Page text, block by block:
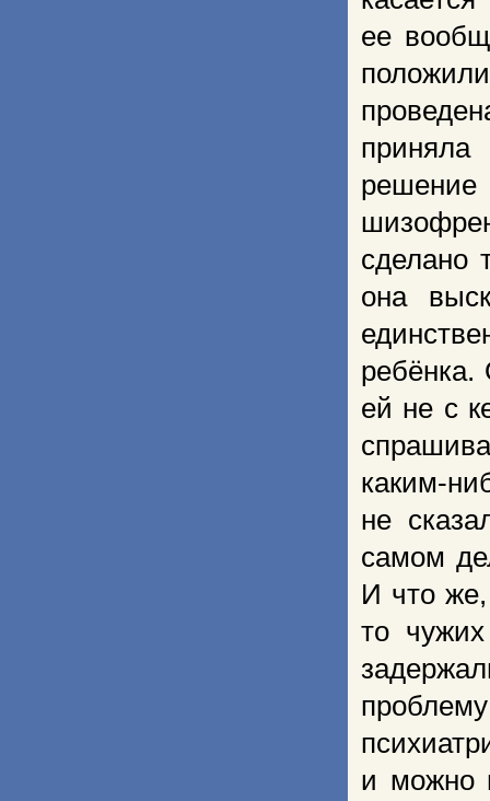
ее
приняла
сделано
она
ребёнка.
ей не с
каким-
не
самом
И что же,
то
и можно